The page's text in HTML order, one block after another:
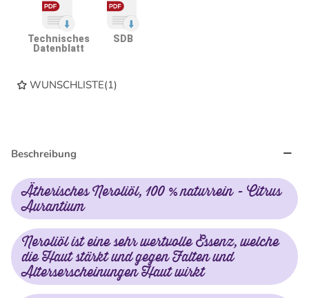
Technisches
Datenblatt
SDB
WUNSCHLISTE(1)
Beschreibung
Ätherisches Neroliöl, 100 % naturrein - Citrus
Aurantium
Neroliöl ist eine sehr wertvolle Essenz, welche
die Haut stärkt und gegen Falten und
Alterserscheinungen Haut wirkt